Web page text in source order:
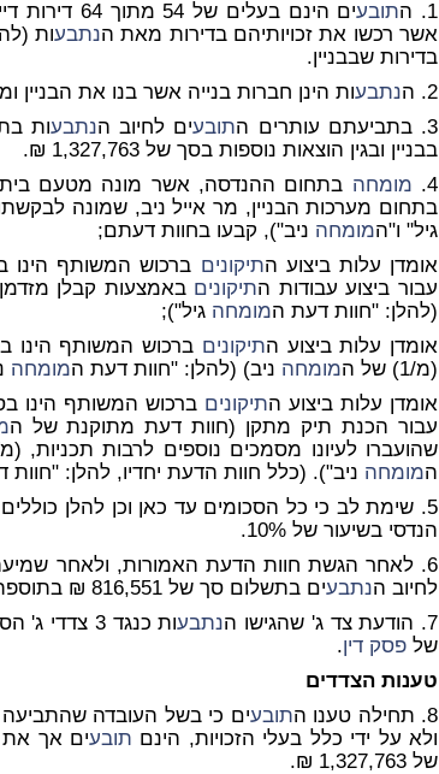
1. ה
תובע
אשר רכשו את זכויותיהם בדירות מאת הנתבע
בדירות שבבניין.
2. ה
נתבעות הינן חברות בנייה אשר בנו את הבניין
3. בתביעתם עותרים ה
תובעים לחיוב הנתבעות
בבניין ובגין הוצאות נוספות בסך של 1,327,763 ₪.
4.
מומחה בתחום ההנדסה, אשר מונה מטעם
בתחום מערכות הבניין, מר אייל ניב, שמונה
גיל" ו"המומחה ניב"), קבעו בחוות דעתם;
אומדן עלות ביצוע התיקונים
עבור ביצוע עבודות התיקונים באמצעות קבלן מזדמן)
(להלן: "חוות דעת המומחה גיל");
אומדן עלות ביצוע התיקונים
(מ/1) של ה
מומחה ניב) (להלן: "חוות דעת המומחה
אומדן עלות ביצוע התיקונים
עבור הכנת תיק מתקן (חוות דעת מתוקנת של ה
המומחה ניב"). (כלל חוות הדעת יחדיו, להלן: "חוות
הנדסי בשיעור של 10%.
6. לאחר הגשת חוות הדעת האמורות, ולאחר שמיעת ההוכחות לפניי, עתרו ה
לחיוב הנתבעים בתשלום סך של 816,551 ₪ בתוספת הוצאות משפט ושכר טרחת עורך דין.
7. הודעת צד ג' שהגישו ה
נתבע
ות כנגד 3
של פסק דין.
טענות הצדדים
8. תחילה טענו ה
תובע
ולא על ידי כלל בעלי הזכויות, הינם תובע
של 1,327,763 ₪.